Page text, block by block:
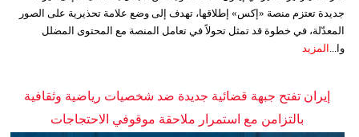
جديدة تعتزم منصة «إكس» إطلاقها، تهدف إلى وضع علامة تحذيرية على الصور
المعدّلة، في خطوة قد تمثل تحولاً في تعامل المنصة مع المحتوى المضلل
وا... المزيد
إيران تفتح جبهة قضائية جديدة ضد شخصيات رياضية وثقافية
بالتزامن مع استمرار ملاحقة موقوفي الاحتجاجات